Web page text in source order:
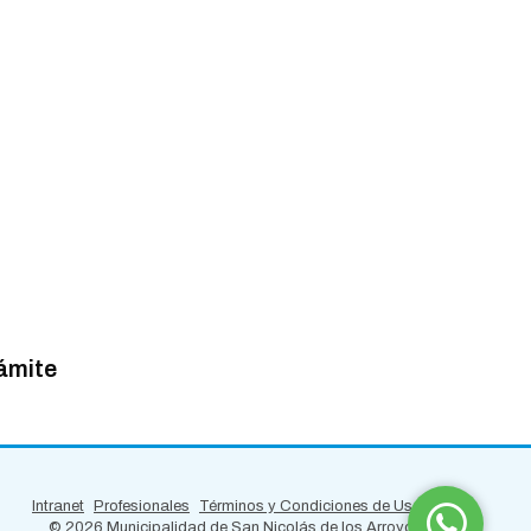
Intranet Profesionales
Términos y Condiciones de Uso
© 2026 Municipalidad de San Nicolás de los Arroyos